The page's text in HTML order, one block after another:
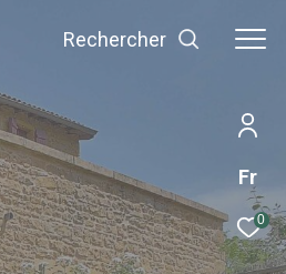
Fr
0
Rechercher